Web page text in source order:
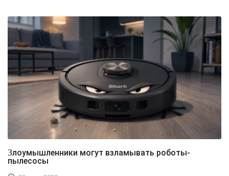
Злоумышленники могут взламывать роботы-
пылесосы